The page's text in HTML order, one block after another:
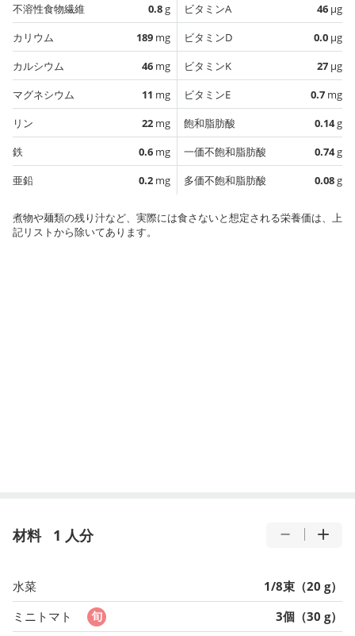
不溶性食物繊維
0.8g
カリウム
189 mg
カルシウム
46 mg
マグネシウム
11 mg
リン
22 mg
鉄
0.6 mg
亜鉛
0.2 mg
ビタミンA
46 µg
ビタミンD
0.0 µg
ビタミンK
27 µg
ビタミンE
0.7 mg
飽和脂肪酸
0.14g
一価不飽和脂肪酸
0.74g
多価不飽和脂肪酸
0.08g
煮物や麺類の残り汁など、実際には食さないと想定される栄養価は、上
記リストから除いてあります。
材料 1 人分
水菜
1/8束（20 g）
ミニトマト
3個（30 g）